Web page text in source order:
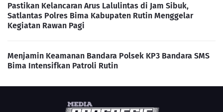
Pastikan Kelancaran Arus Lalulintas di Jam Sibuk,
Satlantas Polres Bima Kabupaten Rutin Menggelar
Kegiatan Rawan Pagi
Menjamin Keamanan Bandara Polsek KP3 Bandara SMS
Bima Intensifkan Patroli Rutin